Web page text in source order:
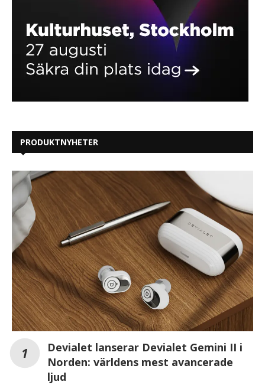
PRODUKTNYHETER
Devialet lanserar Devialet Gemini II i
Norden: världens mest avancerade
ljud